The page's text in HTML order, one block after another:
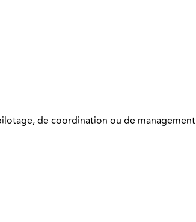
de coordination ou de management